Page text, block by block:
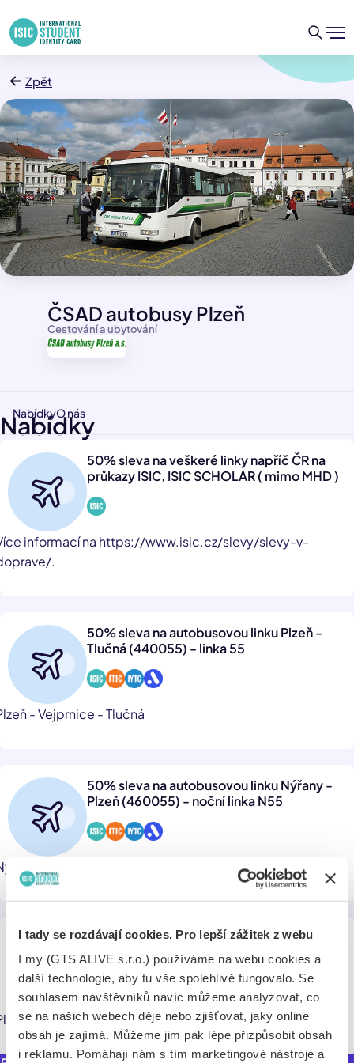
I tady se rozdávají cookies. Pro lepší zážitek z webu
I my (GTS ALIVE s.r.o.) používáme na webu cookies a
další technologie, aby tu vše spolehlivě fungovalo. Se
souhlasem návštěvníků navíc můžeme analyzovat, co
se na našich webech děje nebo zjišťovat, jaký online
obsah je zajímá. Můžeme jim pak lépe přizpůsobit obsah
i reklamu. Pomáhají nám s tím marketingové nástroje a
Zpět
Cestování a ubytování
ČSAD autobusy Plzeň
NabídkyO nás
Nabídky
50% sleva na veškeré linky napříč ČR na
průkazy ISIC, ISIC SCHOLAR ( mimo MHD )
informací na https://www.isic.cz/slevy/slevy-v-
.
50% sleva na autobusovou linku Plzeň -
Tlučná (440055) - linka 55
- Vejprnice - Tlučná
50% sleva na autobusovou linku Nýřany -
Plzeň (460055) - noční linka N55
- Tlučná - Vejprnice - Plzeň
50 % sleva na jednotlivé jízdné; sleva z
předplatného jízdného (50,- Kč/měsíc)
CAN-Plzeň,Křimice-Vejprnice 440066 (66)